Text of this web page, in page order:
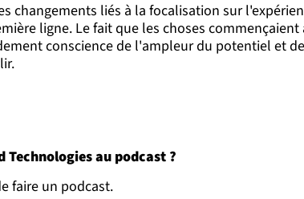
changements liés à la focalisation sur
ligne. Le fait que les choses commençaient
conscience de l'ampleur du potentiel et de
Technologies au podcast ?
faire un podcast.